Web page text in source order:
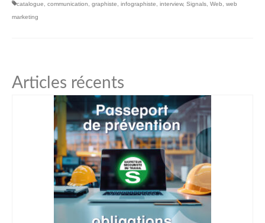
catalogue communication graphiste infographiste interview, Signals Web
web
marketing
Articles récents